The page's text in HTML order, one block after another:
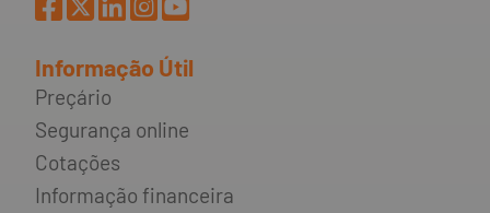
Informação Útil
Preçário
Segurança online
Cotações
Informação financeira